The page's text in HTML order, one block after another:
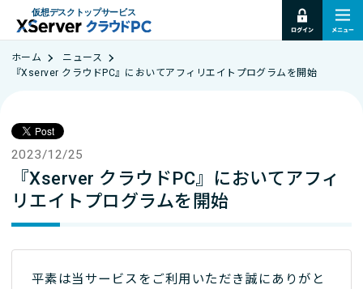
仮想デスクトップサービス
ホーム
ニュース
『Xserver クラウドPC』においてアフィリエイトプログラムを開始
2023/12/25
『Xserver クラウドPC』においてアフィ
リエイトプログラムを開始
平素は当サービスをご利用いただき誠にありがと